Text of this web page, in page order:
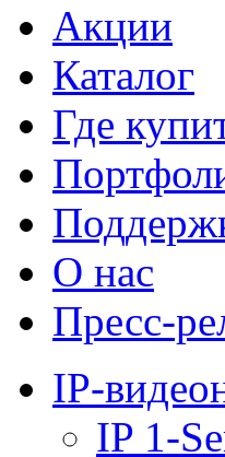
Акции
Каталог
Где
О нас
Пресс-
IP-
IP 1-